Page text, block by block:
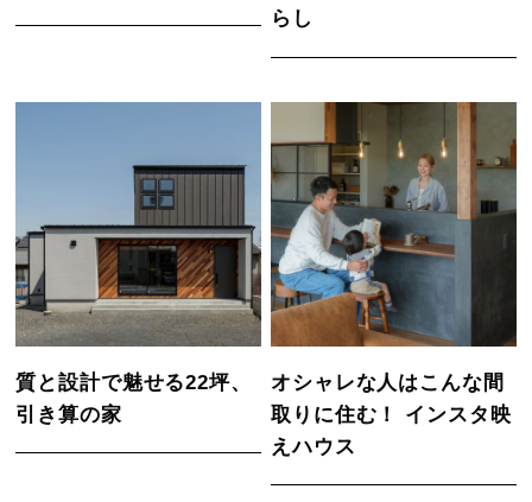
らし
質と設計で魅せる22坪、
引き算の家
オシャレな人はこんな間
取りに住む！ インスタ映
えハウス